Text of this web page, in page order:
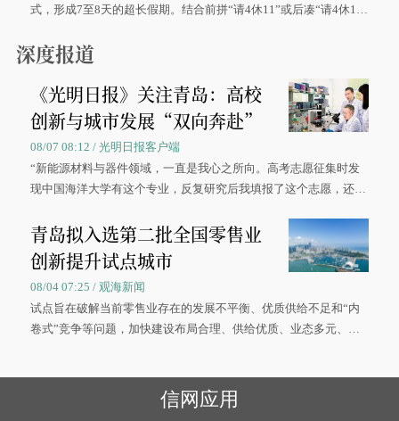
式，形成7至8天的超长假期。结合前拼“请4休11”或后凑“请4休1
深度报道
《光明日报》关注青岛：高校
创新与城市发展“双向奔赴”
08/07 08:12 / 光明日报客户端
“新能源材料与器件领域，一直是我心之所向。高考志愿征集时发
现中国海洋大学有这个专业，反复研究后我填报了这个志愿，还真
大学材料科学与工程学院材料类专业的录取通知书。
青岛拟入选第二批全国零售业
创新提升试点城市
08/04 07:25 / 观海新闻
试点旨在破解当前零售业存在的发展不平衡、优质供给不足和“内
卷式”竞争等问题，加快建设布局合理、供给优质、业态多元、智
信网应用